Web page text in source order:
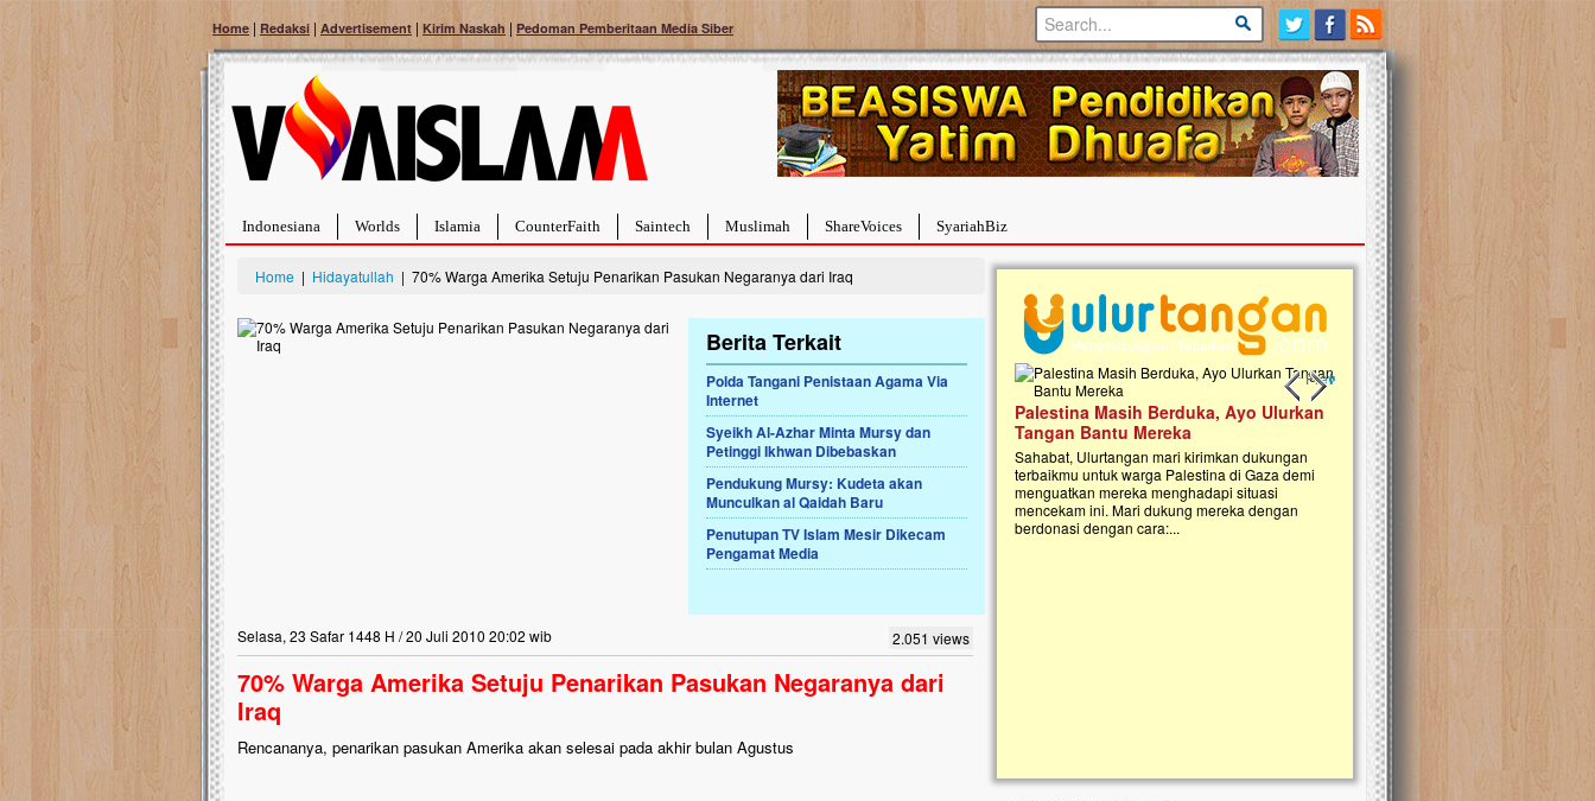
Home | Redaksi | Advertisement | Kirim Naskah | Pedoman Pemberitaan Media Siber
Indonesiana Worlds Islamia CounterFaith Saintech Muslimah ShareVoices SyariahBiz
Home | Hidayatullah | 70% Warga Amerika Setuju Penarikan Pasukan Negaranya dari Iraq
Berita Terkait
Polda Tangani Penistaan Agama Via
Internet
Syeikh Al-Azhar Minta Mursy dan
Petinggi Ikhwan Dibebaskan
Pendukung Mursy: Kudeta akan
Munculkan al Qaidah Baru
Penutupan TV Islam Mesir Dikecam
Pengamat Media
Selasa, 23 Safar 1448 H / 20 Juli 2010 20:02 wib 2.051 views
70% Warga Amerika Setuju Penarikan Pasukan Negaranya dari
Iraq
Rencananya, penarikan pasukan Amerika akan selesai pada akhir bulan Agustus
Previous slide
Next slide
Nasib masjid di Kampung Cilumbu ini sungguh
mengenaskan. Lima tahun mangkrak, kini nyaris
berlumut, dan menghitam terpapar panas dan
Palestina Masih Berduka, Ayo Ulurkan
Tangan Bantu Mereka
Sahabat, Ulurtangan mari kirimkan dukungan
terbaikmu untuk warga Palestina di Gaza demi
menguatkan mereka menghadapi situasi
mencekam ini. Mari dukung mereka dengan
berdonasi dengan cara:...
Open Donasi Wakaf
Rumah Qur'an & TK Islam
Najjah di Jonggol
Saat ini, Ulurtangan bersama Yayasan
Najjahtul Islam Jonggol sedang merintis
pembangunan Rumah Qur’an dan
kanak Islam Terpadu (TKIT) An Najjah
Gedung Majelis Taklim di Jonggol,...